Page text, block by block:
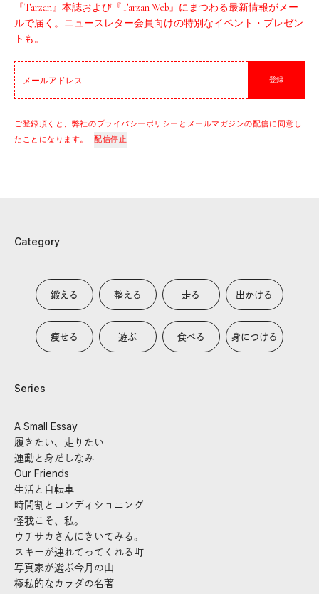
『Tarzan』本誌および『Tarzan Web』にまつわる最新情報がメー
ルで届く。ニュースレター会員向けの特別なイベント・プレゼン
トも。
登録
ご登録頂くと、弊社のプライバシーポリシーとメールマガジンの配信に同意し
たことになります。
配信停止
Category
鍛える 整える 走る 出かける
痩せる 遊ぶ 食べる 身につける
Series
A Small Essay
履きたい、走りたい
運動と身だしなみ
Our Friends
生活と自転車
時間割とコンディショニング
怪我こそ、私。
ウチサカさんにきいてみる。
スキーが連れてってくれる町
写真家が選ぶ今月の山
極私的なカラダの名著